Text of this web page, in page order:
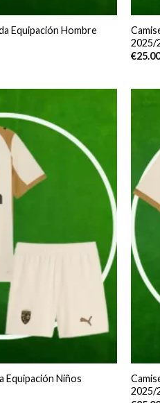
Equipación Hombre
2025/
€25.00
Equipación Niños
2025/